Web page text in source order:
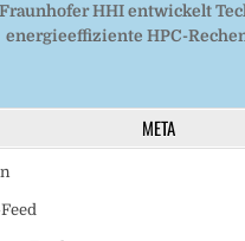
HHI entwickelt
energieeffiziente HPC-
META